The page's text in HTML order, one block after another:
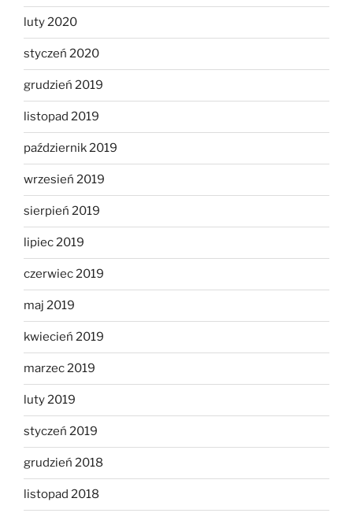
luty 2020
styczeń 2020
grudzień 2019
listopad 2019
październik 2019
wrzesień 2019
sierpień 2019
lipiec 2019
czerwiec 2019
maj 2019
kwiecień 2019
marzec 2019
luty 2019
styczeń 2019
grudzień 2018
listopad 2018